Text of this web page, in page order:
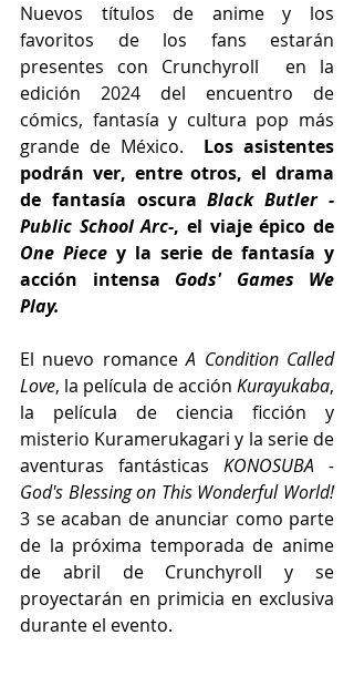
Nuevos títulos de anime y los
favoritos de los fans estarán
presentes con Crunchyroll  en la
edición 2024 del encuentro de
cómics, fantasía y cultura pop más
grande de México. Los asistentes
podrán ver, entre otros, el drama
de fantasía oscura Black Butler -
Public School Arc-
One Piece y la serie de fantasía y
acción intensa Gods' Games We
Play.
El nuevo romance A Condition Called
Love, la película de acción Kurayukaba,
la película de ciencia ficción y
misterio Kuramerukagari y la serie de
aventuras fantásticas KONOSUBA -
God's Blessing on This Wonderful World!
3 se acaban de anunciar como parte
de la próxima temporada de anime
de abril de Crunchyroll y se
proyectarán en primicia en exclusiva
durante el evento.